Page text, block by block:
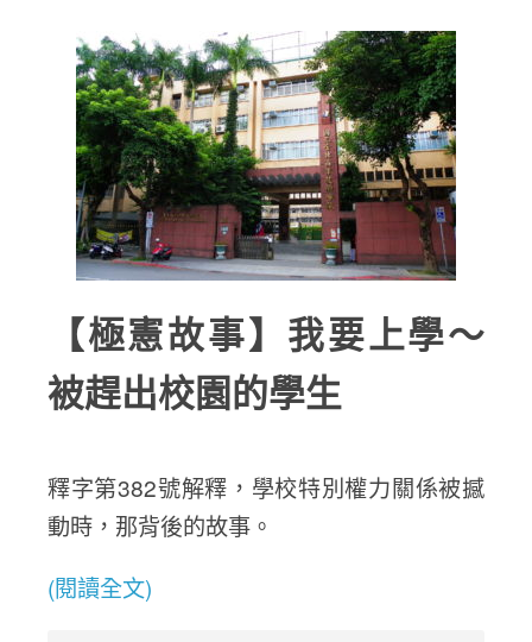
【極憲故事】我要上學～
被趕出校園的學生
釋字第382號解釋，學校特別權力關係被撼
動時，那背後的故事。
(閱讀全文)